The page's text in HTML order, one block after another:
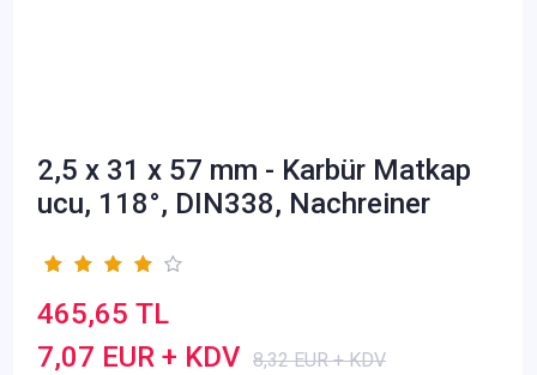
2,5 x 31 x 57 mm - Karbür Matkap
ucu, 118°, DIN338, Nachreiner
465,65 TL
7,07 EUR + KDV 8,32 EUR + KDV